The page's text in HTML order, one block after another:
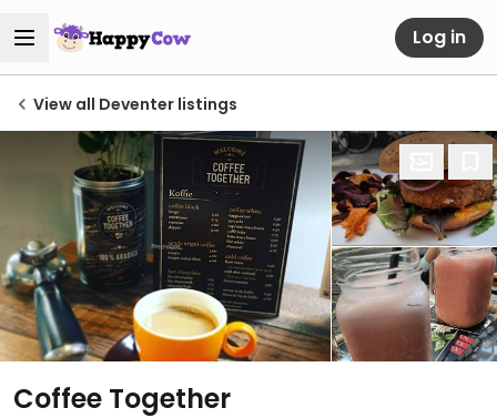
Log in
View all Deventer listings
Coffee Together